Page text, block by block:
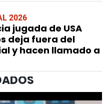
2026
jugada de USA
deja fuera del
y hacen llamado a